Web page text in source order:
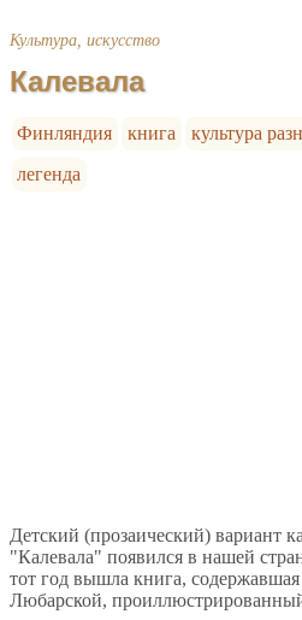
Культура, искусство
Калевала
Финляндия книга культура
легенда
Детский (прозаический) вариант
"Калевала" появился в нашей
тот год вышла книга,
Любарской,